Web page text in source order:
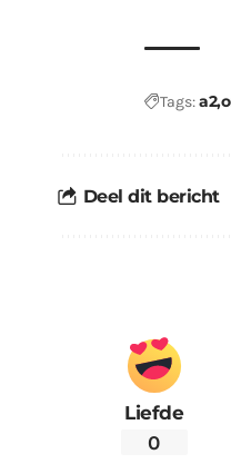
Tags:a2
Deel dit bericht
Liefde
0